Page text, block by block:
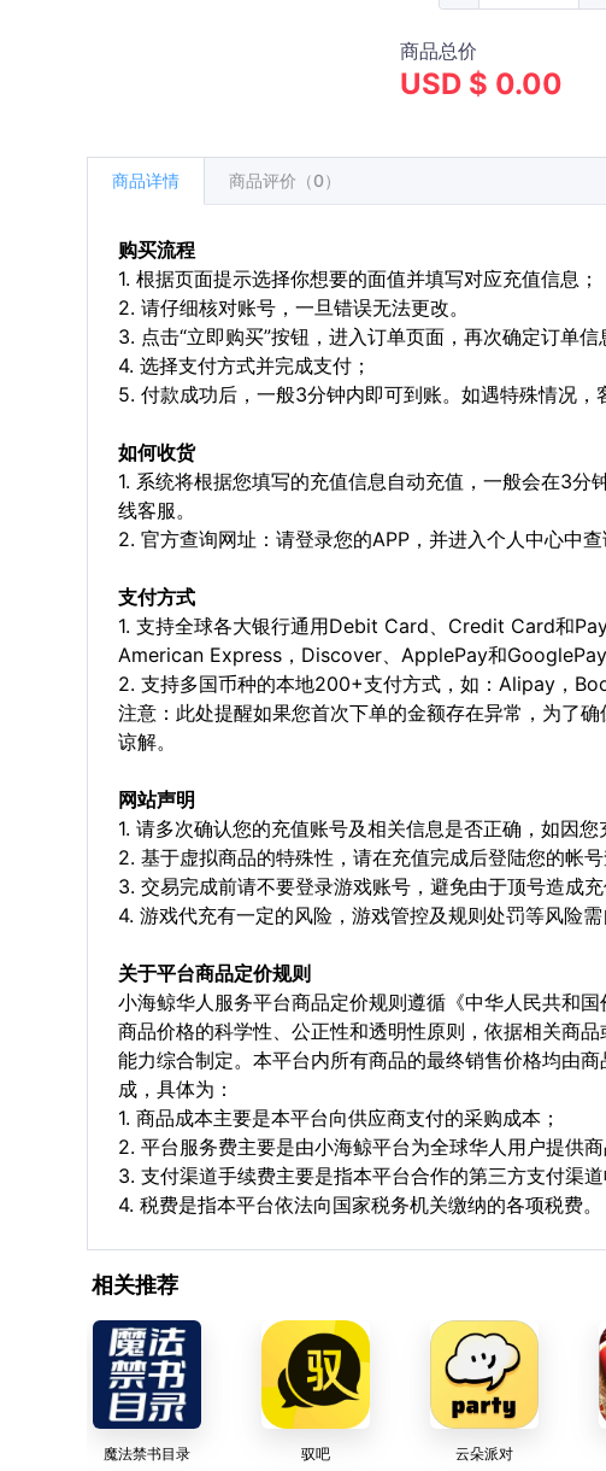
商品总价
USD $ 0.00
商品详情 商品评价（0）
购买流程
1. 根据页面提示选择你想要的面值并填写对应充值信息；
2. 请仔细核对账号，一旦错误无法更改。
3. 点击“立即购买”按钮，进入订单页面，再次确定订单信
4. 选择支付方式并完成支付；
5. 付款成功后，一般3分钟内即可到账。如遇特殊情况，
如何收货
1. 系统将根据您填写的充值信息自动充值，一般会在3
线客服。
2. 官方查询网址：请登录您的APP，并进入个人中心中查
支付方式
1. 支持全球各大银行通用Debit Card、Credit Card和
American Express，Discover、ApplePay和GooglePay
2. 支持多国币种的本地200+支付方式，如：Alipay，
注意：此处提醒如果您首次下单的金额存在异常，为了
谅解。
网站声明
1. 请多次确认您的充值账号及相关信息是否正确，如因
2. 基于虚拟商品的特殊性，请在充值完成后登陆您的帐
3. 交易完成前请不要登录游戏账号，避免由于顶号造成充
4. 游戏代充有一定的风险，游戏管控及规则处罚等风险需
关于平台商品定价规则
小海鲸华人服务平台商品定价规则遵循《中华人民共和
商品价格的科学性、公正性和透明性原则，依据相关商
能力综合制定。本平台内所有商品的最终销售价格均由
成，具体为：
1. 商品成本主要是本平台向供应商支付的采购成本；
2. 平台服务费主要是由小海鲸平台为全球华人用户提供
3. 支付渠道手续费主要是指本平台合作的第三方支付渠道
4. 税费是指本平台依法向国家税务机关缴纳的各项税费。
相关推荐
魔法禁书目录 驭吧 云朵派对